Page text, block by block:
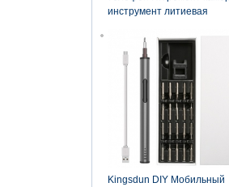
инструмент литиевая
электрический набор
отверток
Kingsdun DIY Мобильный